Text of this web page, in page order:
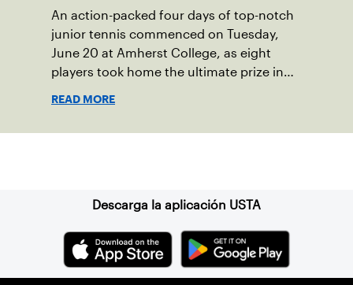
An action-packed four days of top-notch
junior tennis commenced on Tuesday,
June 20 at Amherst College, as eight
players took home the ultimate prize in
READ MORE
Descarga la aplicación USTA